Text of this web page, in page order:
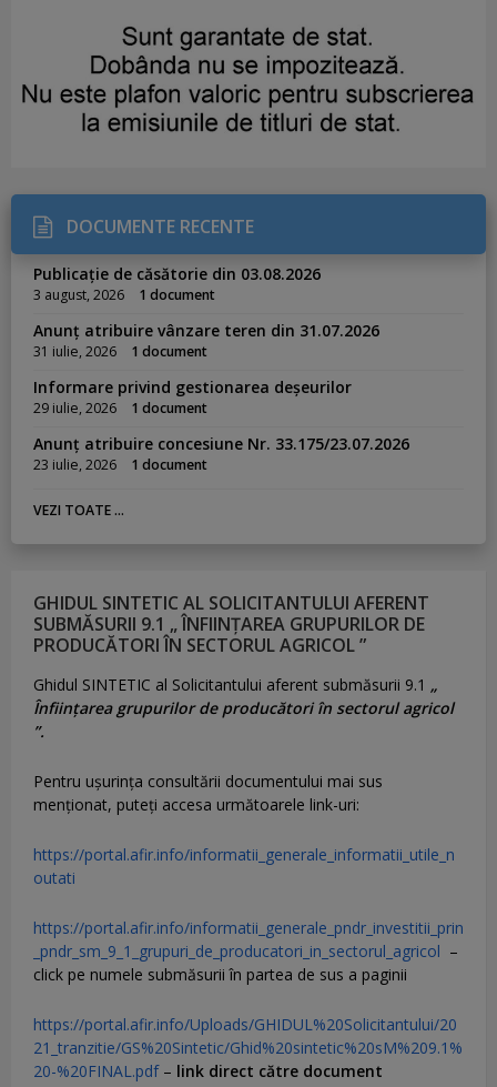
DOCUMENTE RECENTE
Publicație de căsătorie din 03.08.2026
3 august, 2026 1 document
Anunț atribuire vânzare teren din 31.07.2026
31 iulie, 2026 1 document
Informare privind gestionarea deșeurilor
29 iulie, 2026 1 document
Anunț atribuire concesiune Nr. 33.175/23.07.2026
23 iulie, 2026 1 document
VEZI TOATE ...
GHIDUL SINTETIC AL SOLICITANTULUI AFERENT
SUBMĂSURII 9.1 „ ÎNFIINȚAREA GRUPURILOR DE
PRODUCĂTORI ÎN SECTORUL AGRICOL ”
Ghidul SINTETIC al Solicitantului aferent submăsurii 9.1 „
Înființarea grupurilor de producători în sectorul agricol
”.
Pentru uşurinţa consultării documentului mai sus
menţionat, puteţi accesa următoarele link-uri:
https://portal.afir.info/informatii_generale_informatii_utile_n
outati
https://portal.afir.info/informatii_generale_pndr_investitii_prin
_pndr_sm_9_1_grupuri_de_producatori_in_sectorul_agricol –
click pe numele submăsurii în partea de sus a paginii
https://portal.afir.info/Uploads/GHIDUL%20Solicitantului/20
21_tranzitie/GS%20Sintetic/Ghid%20sintetic%20sM%209.1%
20-%20FINAL.pdf– link direct către document